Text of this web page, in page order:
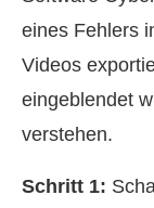
eines Fehlers
Videos
eingeblendet
verstehen.
Schritt 1: